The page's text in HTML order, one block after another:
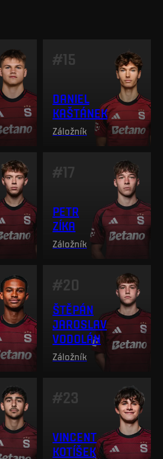
#15
DANIEL
KAŠTÁNEK
Záložník
#17
PETR
ZÍKA
Záložník
#20
ŠTĚPÁN
JAROSLAV
VODOLÁN
Záložník
#23
VINCENT
KOTÍŠEK